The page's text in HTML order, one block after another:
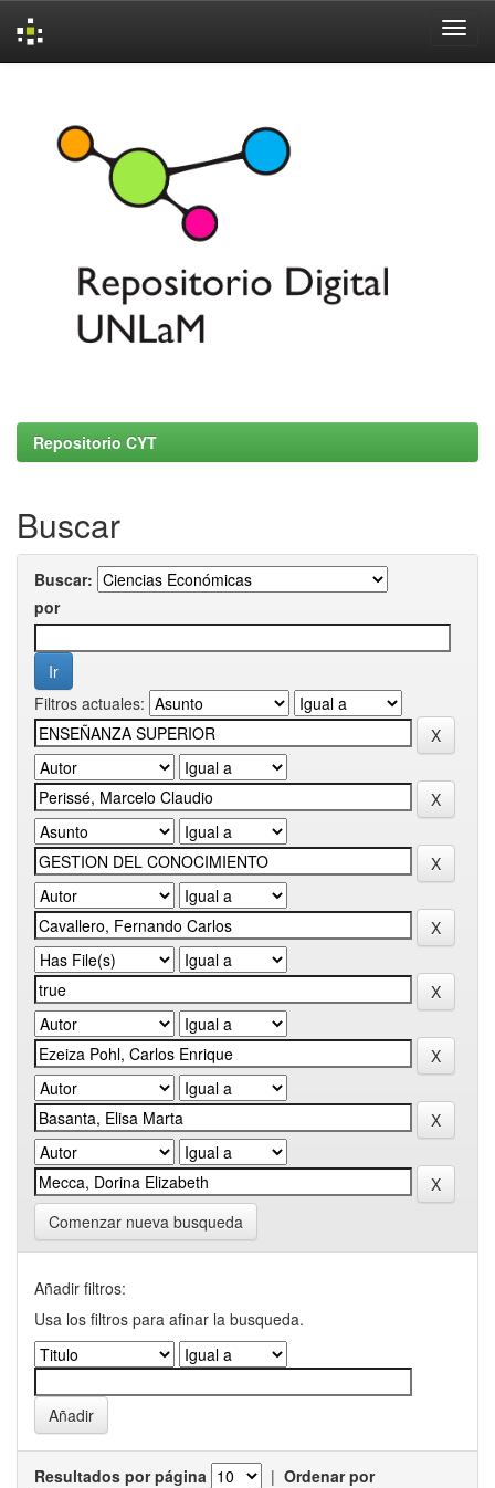
Repositorio CYT
Buscar
Buscar:
por
Filtros actuales:
Comenzar nueva busqueda
Añadir filtros:
Usa los filtros para afinar la busqueda.
Resultados por página | Ordenar por